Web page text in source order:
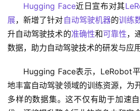
Hugging Face近日宣布对其
展，新增了针对自动驾驶机器的训练
升自动驾驶技术的准确性和可靠性，
数据，助力自动驾驶技术的研发与应用
Hugging Face表示，LeRobot
地丰富自动驾驶领域的训练资源，为
多样的数据集。这不仅有助于加速